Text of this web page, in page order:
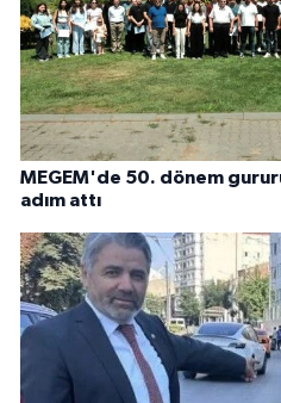
MEGEM'de 50. dönem
adım attı